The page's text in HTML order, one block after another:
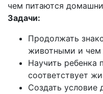
чем питаются
Задачи:
Продолжать
животными и чем
Научить ребенка
соответствует
Создать условие